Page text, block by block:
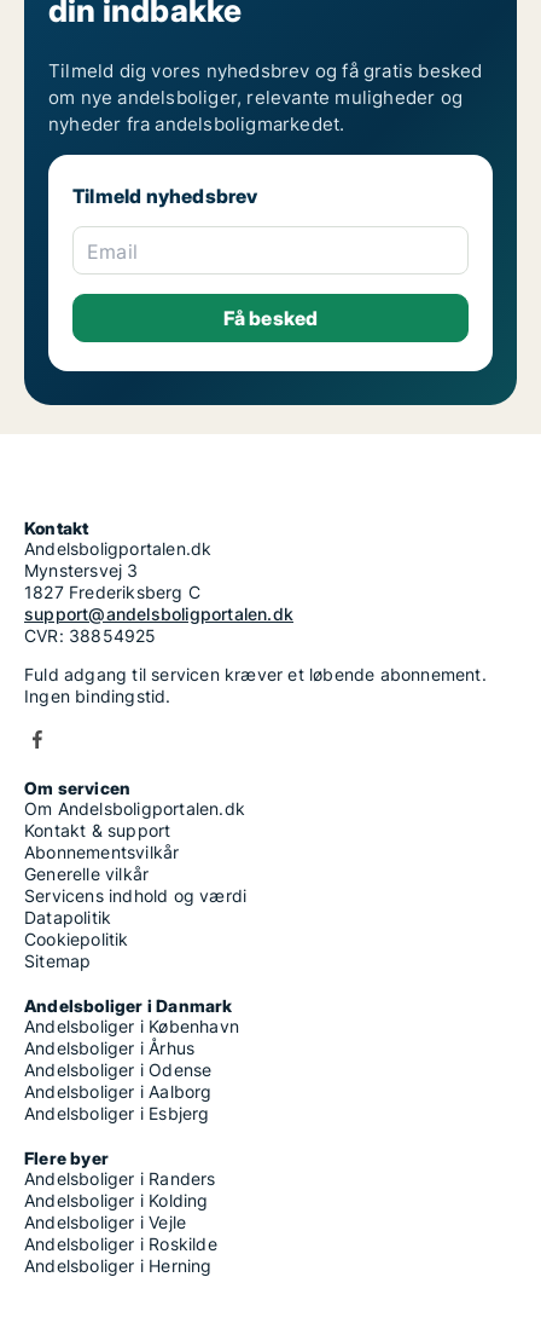
din indbakke
Tilmeld dig vores nyhedsbrev og få gratis besked
om nye andelsboliger, relevante muligheder og
nyheder fra andelsboligmarkedet.
Tilmeld nyhedsbrev
Email
Kontakt
Andelsboligportalen.dk
Mynstersvej 3
1827 Frederiksberg C
support@andelsboligportalen.dk
CVR: 38854925
Fuld adgang til servicen kræver et løbende abonnement.
Ingen bindingstid.
Om servicen
Om Andelsboligportalen.dk
Kontakt & support
Abonnementsvilkår
Generelle vilkår
Servicens indhold og værdi
Datapolitik
Cookiepolitik
Sitemap
Andelsboliger i Danmark
Andelsboliger i København
Andelsboliger i Århus
Andelsboliger i Odense
Andelsboliger i Aalborg
Andelsboliger i Esbjerg
Flere byer
Andelsboliger i Randers
Andelsboliger i Kolding
Andelsboliger i Vejle
Andelsboliger i Roskilde
Andelsboliger i Herning